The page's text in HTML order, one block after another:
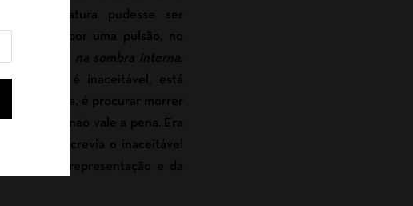
a literatura pudesse ser
movida por uma pulsão, no
na sombra interna.
escrever é inaceitável, está
limite, é procurar morrer
a escrita não vale a pena. Era
que ela escrevia o inaceitável
limite da representação e da